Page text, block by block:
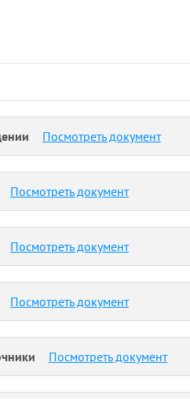
Посмотреть документ
Посмотреть документ
Посмотреть документ
Посмотреть документ
Посмотреть документ